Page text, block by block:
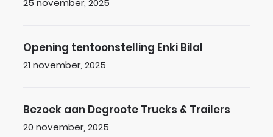
Opening tentoonstelling Enki Bilal
Opening tentoonstelling Enki Bilal
Gepubliceerd op
21 november, 2025
Bezoek aan Degroote Trucks & Trailers
Bezoek aan Degroote Trucks & Trailers
Gepubliceerd op
20 november, 2025